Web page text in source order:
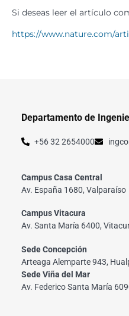
Si deseas leer el artículo
https://www.nature.com/
Departamento de
+56 32 2654000
Campus Casa Central
Av. España 1680, Valparaíso
Campus Vitacura
Av. Santa María 6400,
Sede Concepción
Arteaga Alemparte 943,
Sede Viña del Mar
Av. Federico Santa María